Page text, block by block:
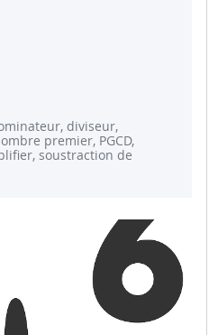
diviseur,
premier, PGCD,
soustraction de